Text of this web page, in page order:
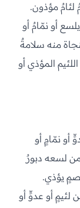
لئامٌ مؤذون.
أو نمّامٌ أو
منه سلامةٌ
المؤذي أو
أو نمّامٍ أو
لسعه دبورٌ
يؤذي.
أو عدوٍّ أو